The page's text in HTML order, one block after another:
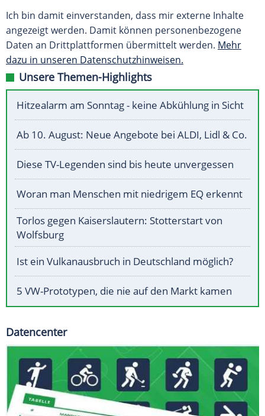
Ich bin damit einverstanden, dass mir externe Inhalte
angezeigt werden. Damit können personenbezogene
Daten an Drittplattformen übermittelt werden. Mehr
dazu in unseren Datenschutzhinweisen.
Unsere Themen-Highlights
Hitzealarm am Sonntag - keine Abkühlung in Sicht
Ab 10. August: Neue Angebote bei ALDI, Lidl & Co.
Diese TV-Legenden sind bis heute unvergessen
Woran man Menschen mit niedrigem EQ erkennt
Torlos gegen Kaiserslautern: Stotterstart von
Wolfsburg
Ist ein Vulkanausbruch in Deutschland möglich?
5 VW-Prototypen, die nie auf den Markt kamen
Datencenter